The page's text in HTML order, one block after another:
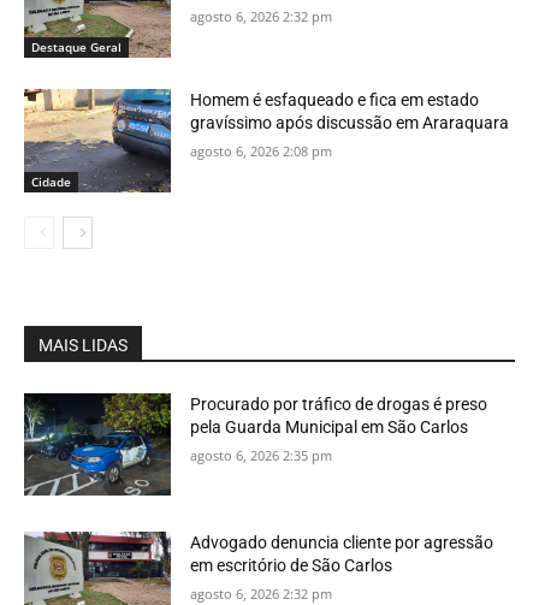
Destaque Geral
agosto 6, 2026 2:32 pm
Cidade
Homem é esfaqueado e fica em estado
gravíssimo após discussão em Araraquara
agosto 6, 2026 2:08 pm
MAIS LIDAS
Procurado por tráfico de drogas é preso
pela Guarda Municipal em São Carlos
agosto 6, 2026 2:35 pm
Advogado denuncia cliente por agressão
em escritório de São Carlos
agosto 6, 2026 2:32 pm